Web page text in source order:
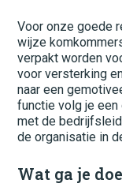
Voor onze goede
wijze
verpakt worden
voor versterking
naar een
functie volg je
met de
de organisatie in
Wat ga je
Bouw
Fietswinkel
Financieel